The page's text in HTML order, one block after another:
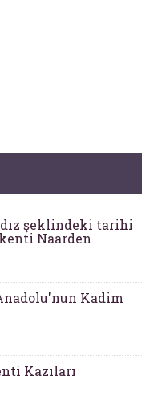
şeklindeki tarihi
Naarden
Kadim
Kazıları